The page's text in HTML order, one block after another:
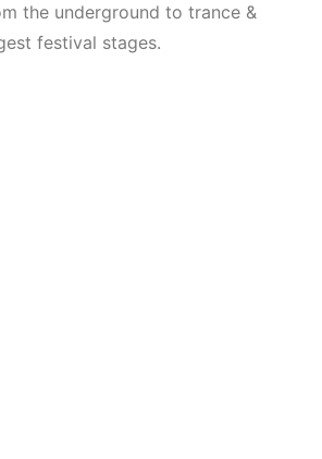
the underground to trance &
festival stages.